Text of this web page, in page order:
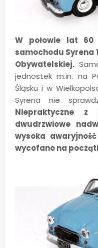
W połowie lat 60
samochodu Syrena
Obywatelskiej.
jednostek m.in. na
Śląsku i w
Syrena nie
Niepraktyczne z
dwudrzwiowe
wysoka
wycofano na